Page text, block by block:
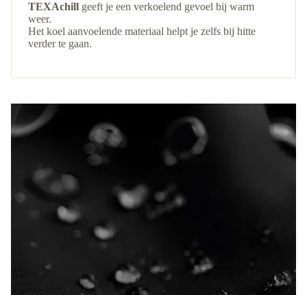
TEXAchill geeft je een verkoelend gevoel bij warm
weer.
Het koel aanvoelende materiaal helpt je zelfs bij hitte
verder te gaan.